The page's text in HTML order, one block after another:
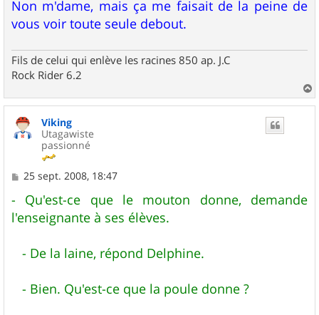
Non m'dame, mais ça me faisait de la peine de
vous voir toute seule debout.
Fils de celui qui enlève les racines 850 ap. J.C
Rock Rider 6.2
a
Viking
Utagawiste
passionné
M
a
25 sept. 2008, 18:47
- Qu'est-ce que le mouton donne, demande
l'enseignante à ses élèves.
- De la laine, répond Delphine.
- Bien. Qu'est-ce que la poule donne ?